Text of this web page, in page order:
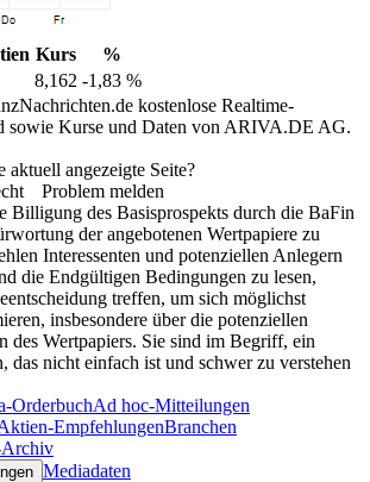
Kurs
%
8,162 -1,83 %
kostenlose Realtime-
sowie Kurse und Daten von ARIVA.DE AG.
aktuell angezeigte Seite?
Problem melden
Billigung des Basisprospekts durch die BaFin
der angebotenen Wertpapiere zu
Interessenten und potenziellen Anlegern
die Endgültigen Bedingungen zu lesen,
treffen, um sich möglichst
insbesondere über die potenziellen
des Wertpapiers. Sie sind im Begriff, ein
das nicht einfach ist und schwer zu verstehen
OrderbuchAd hoc-Mitteilungen
EmpfehlungenBranchen
Archiv
Mediadaten